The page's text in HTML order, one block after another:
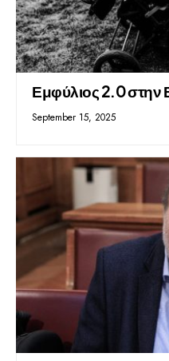
Εμφύλιος 2.0
September 15, 2025